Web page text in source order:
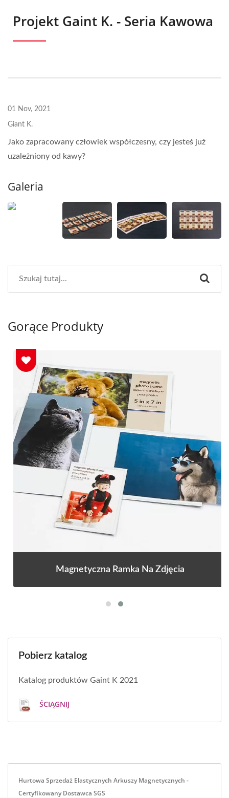
Projekt Gaint K. - Seria Kawowa
01 Nov, 2021
Giant K.
Jako zapracowany człowiek współczesny, czy jesteś już
uzależniony od kawy?
Galeria
Gorące Produkty
Magnetyczna Ramka Na Zdjęcia
Pobierz katalog
Katalog produktów Gaint K 2021
ŚCIĄGNIJ
Hurtowa Sprzedaż Elastycznych Arkuszy Magnetycznych -
Certyfikowany Dostawca SGS